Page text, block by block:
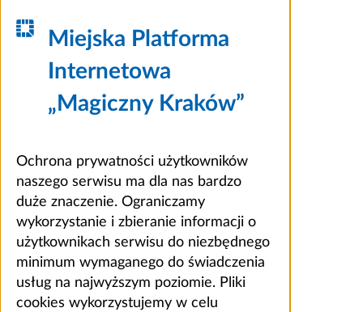
Miejska Platforma
Internetowa
„Magiczny Kraków”
Ochrona prywatności użytkowników
naszego serwisu ma dla nas bardzo
duże znaczenie. Ograniczamy
wykorzystanie i zbieranie informacji o
użytkownikach serwisu do niezbędnego
minimum wymaganego do świadczenia
usług na najwyższym poziomie. Pliki
cookies wykorzystujemy w celu